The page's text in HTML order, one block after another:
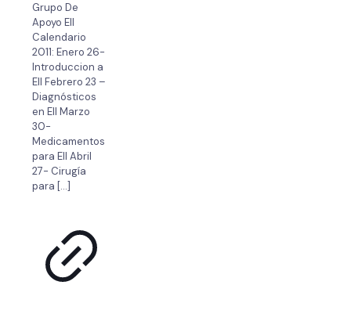
Grupo De
Apoyo EII
Calendario
2011: Enero 26-
Introduccion a
EII Febrero 23 –
Diagnósticos
en EII Marzo
30-
Medicamentos
para EII Abril
27- Cirugía
para […]